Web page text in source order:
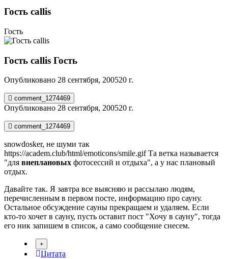
Гость callis
Гость
Гость callis Гость
Опубликовано 28 сентября, 200520 г.
comment_1274469
Опубликовано 28 сентября, 200520 г.
comment_1274469
snowdosker, не шуми так
https://academ.club/html/emoticons/smile.gifТа ветка называется
"для внеплановых фотосессий и отдыха", а у нас плановый
отдых.
Давайте так. Я завтра все выясняю и рассылаю людям,
перечисленным в первом посте, информацию про сауну.
Остальное обсуждение сауны прекращаем и удаляем. Если
кто-то хочет в сауну, пусть оставит пост "Хочу в сауну", тогда
его ник запишем в список, а само сообщение снесем.
Цитата